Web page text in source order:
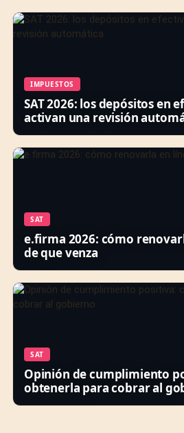
IMPUESTOS
SAT 2026: los depósitos en
activan una revisión
SAT
e.firma 2026: cómo
de que venza
SAT
Opinión de cumplimiento
obtenerla para cobrar al